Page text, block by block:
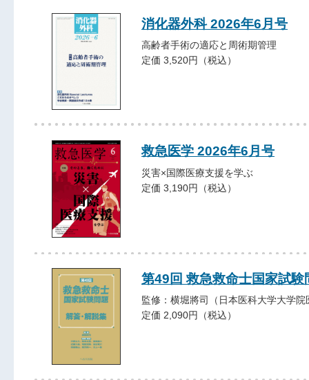
消化器外科 2026年6月号
高齢者手術の適応と周術期管理
定価 3,520円（税込）
救急医学 2026年6月号
災害×国際医療支援を学ぶ
定価 3,190円（税込）
第49回 救急救命士国家試験
監修：横堀將司（日本医科大学大学
定価 2,090円（税込）